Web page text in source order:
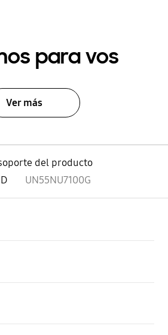
para vos
Ver más
del producto
UN55NU7100G